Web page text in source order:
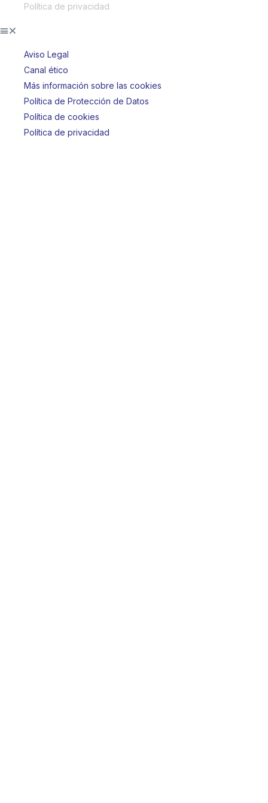
Política de privacidad
Aviso Legal
Canal ético
Más información sobre las cookies
Política de Protección de Datos
Política de cookies
Política de privacidad